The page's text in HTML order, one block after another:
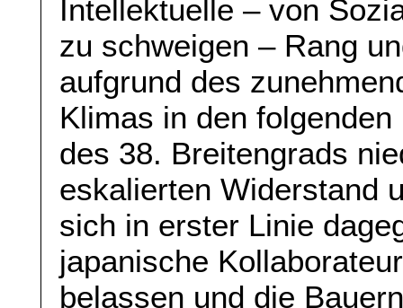
Intellektuelle – von
zu schweigen – Rang
aufgrund des
Klimas in den
des 38. Breitengrads
eskalierten Widerstand
sich in erster Linie
japanische
belassen und die